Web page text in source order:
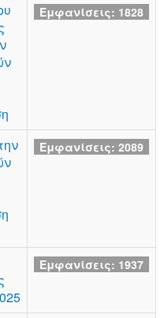
Εμφανίσεις: 1828
Εμφανίσεις: 2089
Εμφανίσεις: 1937